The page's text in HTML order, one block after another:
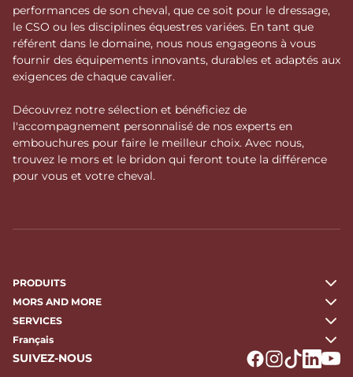
performances de son cheval, que ce soit pour le dressage,
le CSO ou les disciplines équestres variées. En tant que
référent dans le domaine, nous nous engageons à vous
fournir des équipements innovants, durables et adaptés aux
exigences de chaque cavalier.
Découvrez notre sélection et bénéficiez de
l'accompagnement personnalisé de nos experts en
embouchures pour faire le meilleur choix. Avec nous,
trouvez le mors et le bridon qui feront toute la différence
pour vous et votre cheval.
PRODUITS
MORS AND MORE
SERVICES
Français
SUIVEZ-NOUS